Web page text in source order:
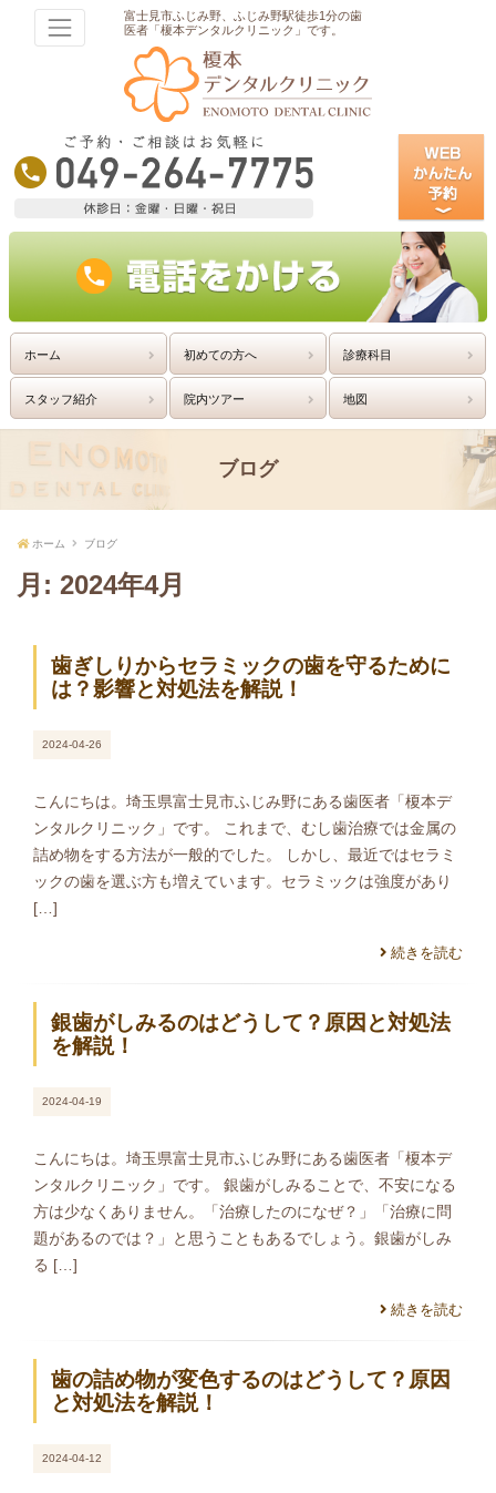
富士見市ふじみ野、ふじみ野駅徒歩1分の歯
医者「榎本デンタルクリニック」です。
ホーム 初めての方へ 診療科目
スタッフ紹介 院内ツアー 地図
ブログ
ホーム ブログ
月: 2024年4月
歯ぎしりからセラミックの歯を守るために
は？影響と対処法を解説！
2024-04-26
こんにちは。埼玉県富士見市ふじみ野にある歯医者「榎本デ
ンタルクリニック」です。 これまで、むし歯治療では金属の
詰め物をする方法が一般的でした。 しかし、最近ではセラミ
ックの歯を選ぶ方も増えています。セラミックは強度があり
[…]
続きを読む
銀歯がしみるのはどうして？原因と対処法
を解説！
2024-04-19
こんにちは。埼玉県富士見市ふじみ野にある歯医者「榎本デ
ンタルクリニック」です。 銀歯がしみることで、不安になる
方は少なくありません。「治療したのになぜ？」「治療に問
題があるのでは？」と思うこともあるでしょう。銀歯がしみ
る […]
続きを読む
歯の詰め物が変色するのはどうして？原因
と対処法を解説！
2024-04-12